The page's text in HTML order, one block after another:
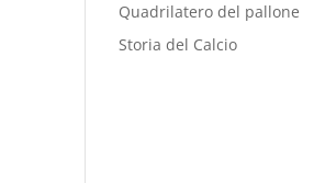
Quadrilatero del pallone
Storia del Calcio